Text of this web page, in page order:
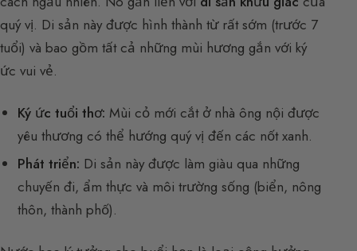
quý vị. Di sản này được hình thành từ rất sớm (trước 7
tuổi) và bao gồm tất cả những mùi hương gắn với ký
ức vui vẻ.
Ký ức tuổi thơ: Mùi cỏ mới cắt ở nhà ông nội được
yêu thương có thể hướng quý vị đến các nốt xanh.
Phát triển: Di sản này được làm giàu qua những
chuyến đi, ẩm thực và môi trường sống (biển, nông
thôn, thành phố).